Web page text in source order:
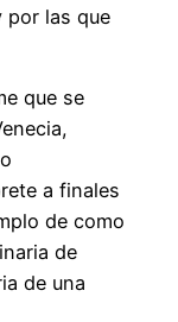
por las que
que se
a finales
de como
de
de una